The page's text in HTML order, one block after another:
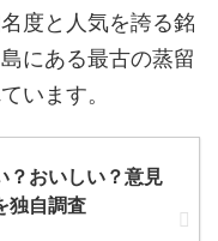
度と人気を誇る銘
にある最古の蒸留
います。
？おいしい？意見
独自調査